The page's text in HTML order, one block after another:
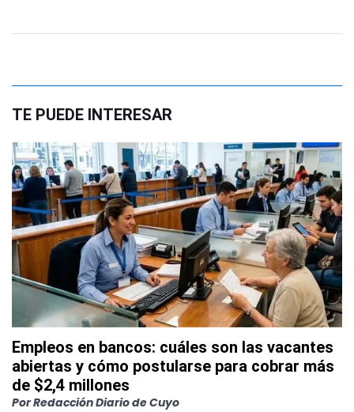
TE PUEDE INTERESAR
Empleos en bancos: cuáles son las vacantes
abiertas y cómo postularse para cobrar más
de $2,4 millones
PorRedacción Diario de Cuyo